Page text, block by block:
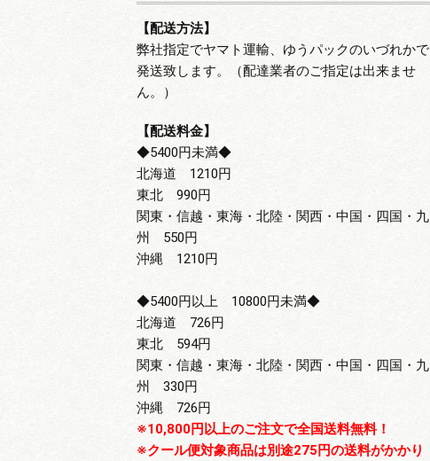
【配送方法】
弊社指定でヤマト運輸、ゆうパックのいづれかで
発送致します。（配達業者のご指定は出来ませ
ん。）
【配送料金】
◆5400円未満◆
北海道 1210円
東北 990円
関東・信越・東海・北陸・関西・中国・四国・九
州 550円
沖縄 1210円
◆5400円以上 10800円未満◆
北海道 726円
東北 594円
関東・信越・東海・北陸・関西・中国・四国・九
州 330円
沖縄 726円
※10,800円以上のご注文で全国送料無料！
※クール便対象商品は別途275円の送料がかかり